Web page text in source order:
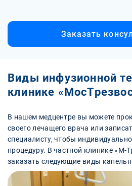
Заказать
Виды инфузионной
клинике
В нашем медцентре вы можете
своего лечащего врача или
специалисту, чтобы
процедуру. В частной клинике «М-
заказать следующие виды